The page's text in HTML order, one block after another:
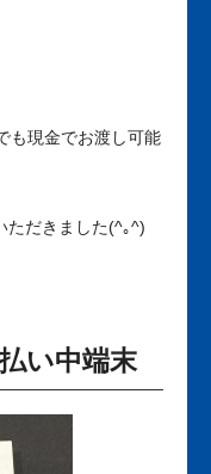
も現金でお渡し可能
ただきました(^｡^)
い中端末